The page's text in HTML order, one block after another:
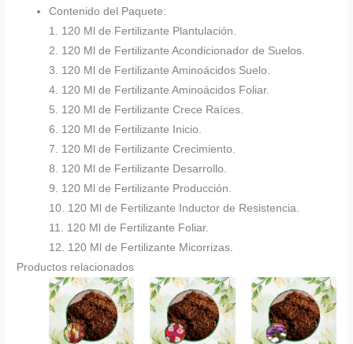
Contenido del Paquete:
1. 120 Ml de Fertilizante Plantulación.
2. 120 Ml de Fertilizante Acondicionador de Suelos.
3. 120 Ml de Fertilizante Aminoácidos Suelo.
4. 120 Ml de Fertilizante Aminoácidos Foliar.
5. 120 Ml de Fertilizante Crece Raíces.
6. 120 Ml de Fertilizante Inicio.
7. 120 Ml de Fertilizante Crecimiento.
8. 120 Ml de Fertilizante Desarrollo.
9. 120 Ml de Fertilizante Producción.
10. 120 Ml de Fertilizante Inductor de Resistencia.
11. 120 Ml de Fertilizante Foliar.
12. 120 Ml de Fertilizante Micorrizas.
Productos relacionados